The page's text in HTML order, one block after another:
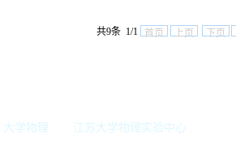
共9条 1/1 首页 上页 下页
大学物理
江苏大学物理实验中心